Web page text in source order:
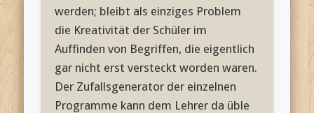
werden; bleibt als einziges Problem
die Kreativität der Schüler im
Auffinden von Begriffen, die eigentlich
gar nicht erst versteckt worden waren.
Der Zufallsgenerator der einzelnen
Programme kann dem Lehrer da üble